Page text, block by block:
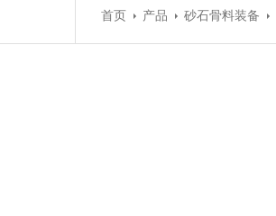
首页 产品 砂石骨料装备